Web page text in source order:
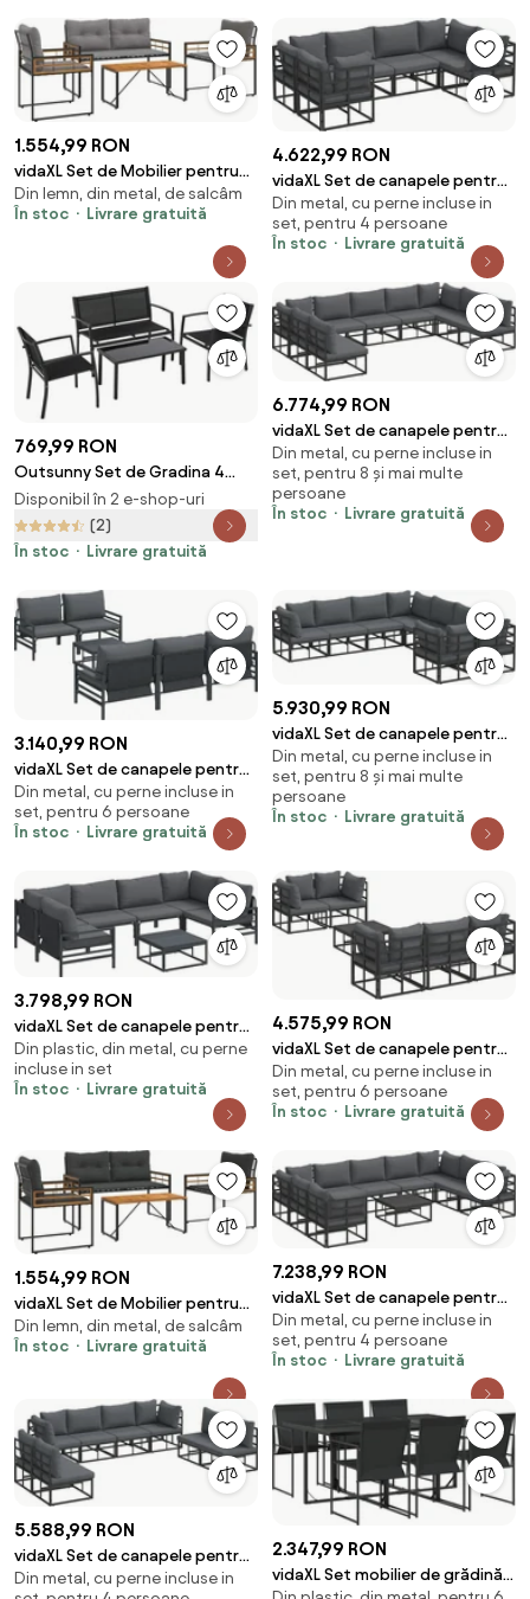
1.554,99 RON
vidaXL Set de Mobilier pentru
Exterior cu pernă 4 pcs Gri
deschis
Din lemn, din metal, de salcâm
În stoc
Livrare gratuită
4.622,99 RON
vidaXL Set de canapele pentru
grădină cu pernă 6 pcs Negru
Aluminiu
Din metal, cu perne incluse in
set, pentru 4 persoane
În stoc
Livrare gratuită
769,99 RON
Outsunny Set de Gradina 4
bucati cu Masuta de cafea, 2
Scaune si o Panca in Metal,
Negru | Aosom Romania
Disponibil în 2 e-shop-uri
(2)
În stoc
Livrare gratuită
6.774,99 RON
vidaXL Set de canapele pentru
grădină cu pernă 9 pcs Negru
Aluminiu
Din metal, cu perne incluse in
set, pentru 8 și mai multe
persoane
În stoc
Livrare gratuită
3.140,99 RON
vidaXL Set de canapele pentru
grădină cu pernă 6 pcs Negru
Oțel
Din metal, cu perne incluse in
set, pentru 6 persoane
În stoc
Livrare gratuită
5.930,99 RON
vidaXL Set de canapele pentru
grădină cu pernă 8 pcs Negru
Oțel
Din metal, cu perne incluse in
set, pentru 8 și mai multe
persoane
În stoc
Livrare gratuită
3.798,99 RON
vidaXL Set de canapele pentru
grădină cu pernă 7 pcs Negru
Oțel
Din plastic, din metal, cu perne
incluse in set
În stoc
Livrare gratuită
4.575,99 RON
vidaXL Set de canapele pentru
grădină cu pernă 6 pcs Negru
Oțel
Din metal, cu perne incluse in
set, pentru 6 persoane
În stoc
Livrare gratuită
1.554,99 RON
vidaXL Set de Mobilier pentru
Exterior cu pernă 4 pcs Gri
închis
Din lemn, din metal, de salcâm
În stoc
Livrare gratuită
7.238,99 RON
vidaXL Set de canapele pentru
grădină cu pernă 10 pcs Negru
Aluminiu
Din metal, cu perne incluse in
set, pentru 4 persoane
În stoc
Livrare gratuită
5.588,99 RON
vidaXL Set de canapele pentru
grădină cu pernă 8 pcs Negru
Din metal, cu perne incluse in
2.347,99 RON
vidaXL Set mobilier de grădină,